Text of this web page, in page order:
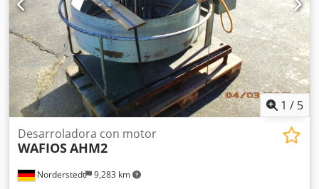
1 / 5
Norderstedt 9,283 km
Desarroladora con motor
WAFIOSAHM2